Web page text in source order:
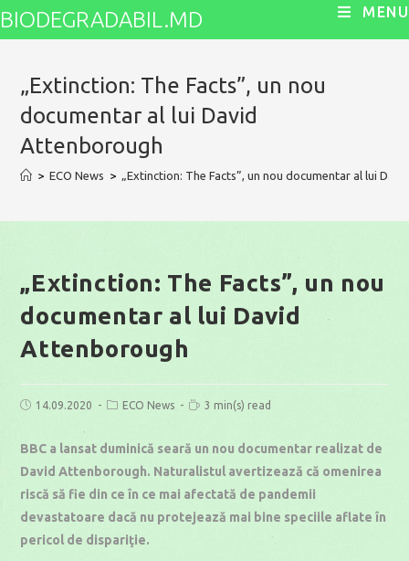
Skip
BIODEGRADABIL.MD MENU
„Extinction: The Facts”, un nou
documentar al lui David
Attenborough
> ECO News > „Extinction: The Facts”, un nou documentar al lui
„Extinction: The Facts”, un nou
documentar al lui David
Attenborough
Post14.09.2020
PostECO News
Reading
3 min(s) read
BBC a lansat duminică seară un nou documentar realizat de
David Attenborough. Naturalistul avertizează că omenirea
riscă să fie din ce în ce mai afectată de pandemii
devastatoare dacă nu protejează mai bine speciile aflate în
pericol de dispariţie.